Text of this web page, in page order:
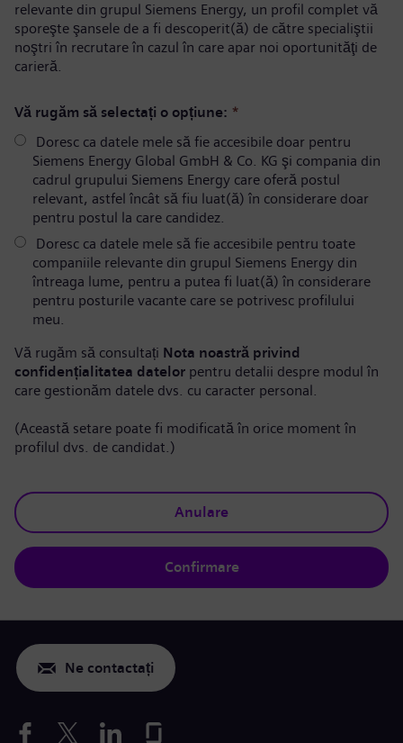
relevante din grupul Siemens Energy, un profil complet vă
sporeşte şansele de a fi descoperit(ă) de către specialiştii
noştri în recrutare în cazul în care apar noi oportunităţi de
carieră.
Vă rugăm să selectați o opțiune: *
Doresc ca datele mele să fie accesibile doar pentru
Siemens Energy Global GmbH & Co. KG şi compania din
cadrul grupului Siemens Energy care oferă postul
relevant, astfel încât să fiu luat(ă) în considerare doar
pentru postul la care candidez.
Doresc ca datele mele să fie accesibile pentru toate
companiile relevante din grupul Siemens Energy din
întreaga lume, pentru a putea fi luat(ă) în considerare
pentru posturile vacante care se potrivesc profilului
meu.
Vă rugăm să consultați Nota noastră privind
confidențialitatea datelor pentru detalii despre modul în
care gestionăm datele dvs. cu caracter personal.
(Această setare poate fi modificată în orice moment în
profilul dvs. de candidat.)
Anulare
Confirmare
Ne contactați